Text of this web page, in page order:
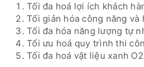
Tối đa hoá lợi ích khách
Tối giản hóa công năng và
Tối đa hóa năng lượng tự
Tối ưu hoá quy trình thi
Tối đa hoá vật liệu xanh O2